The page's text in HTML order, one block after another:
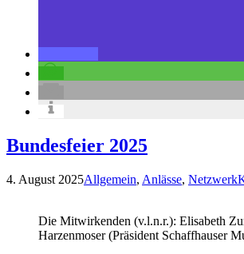
Bundesfeier 2025
4. August 2025Allgemein, Anlässe, Netzwerk
Die Mitwirkenden (v.l.n.r.): Elisabeth
Harzenmoser (Präsident Schaffhauser